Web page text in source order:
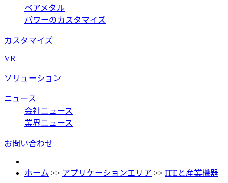
ベアメタル
パワーのカスタマイズ
カスタマイズ
VR
ソリューション
ニュース
会社ニュース
業界ニュース
お問い合わせ
ホーム >> アプリケーションエリア >> ITEと産業機器